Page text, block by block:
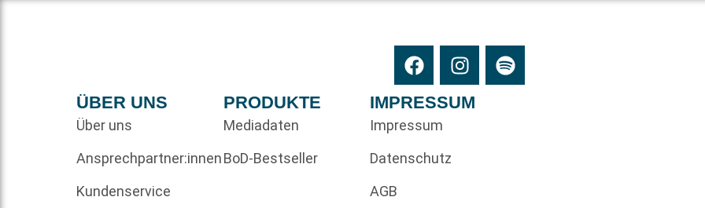
ÜBER UNS
Über uns
Ansprechpartner:innen
Kundenservice
PRODUKTE
Mediadaten
BoD-Bestseller
IMPRESSUM
Impressum
Datenschutz
AGB